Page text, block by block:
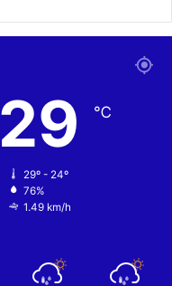
29 ℃
29º - 24º
76%
1.49 km/h